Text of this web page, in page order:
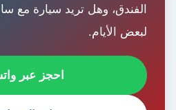
الفندق، وهل تريد سيارة مع
لبعض الأيام.
احجز عبر